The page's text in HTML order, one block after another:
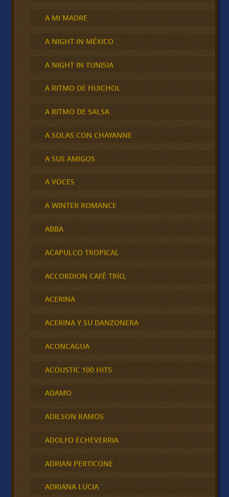
A MI MADRE
A NIGHT IN MÉXICO
A NIGHT IN TUNISIA
A RITMO DE HUICHOL
A RITMO DE SALSA
A SOLAS CON CHAYANNE
A SUS AMIGOS
A VOCES
A WINTER ROMANCE
ABBA
ACAPULCO TROPICAL
ACCORDION CAFÉ TRÍO,
ACERINA
ACERINA Y SU DANZONERA
ACONCAGUA
ACOUSTIC 100 HITS
ADAMO
ADILSON RAMOS
ADOLFO ECHEVERRIA
ADRIAN PERTICONE
ADRIANA LUCIA